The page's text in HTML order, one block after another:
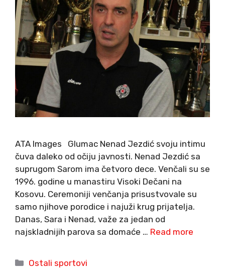
ATA Images Glumac Nenad Jezdić svoju intimu
čuva daleko od očiju javnosti. Nenad Jezdić sa
suprugom Sarom ima četvoro dece. Venčali su se
1996. godine u manastiru Visoki Dečani na
Kosovu. Ceremoniji venčanja prisustvovale su
samo njihove porodice i najuži krug prijatelja.
Danas, Sara i Nenad, važe za jedan od
najskladnijih parova sa domaće … Read more
Categories
Ostali sportovi